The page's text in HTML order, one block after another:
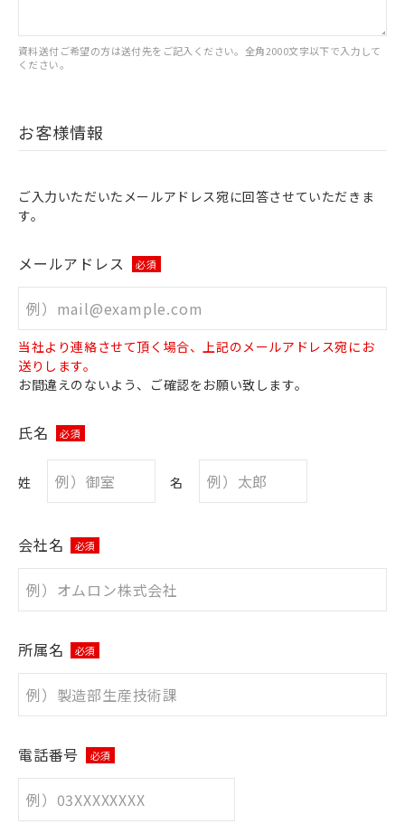
資料送付ご希望の方は送付先をご記入ください。全角2000文字以下で入力して
ください。
お客様情報
ご入力いただいたメールアドレス宛に回答させていただきま
す。
メールアドレス 必須
当社より連絡させて頂く場合、上記のメールアドレス宛にお
送りします。
お間違えのないよう、ご確認をお願い致します。
氏名 必須
姓 名
会社名 必須
所属名 必須
電話番号 必須